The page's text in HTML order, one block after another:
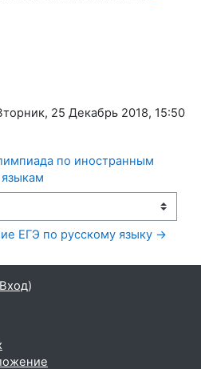
25 Декабрь 2018, 15:50
по иностранным
языкам
ЕГЭ по русскому языку →
Вход)